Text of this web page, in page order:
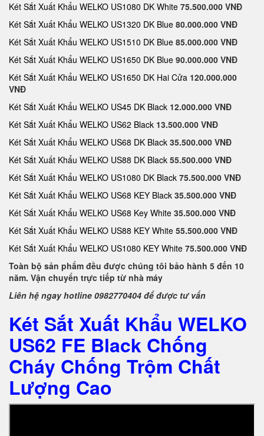
Két Sắt Xuất Khẩu WELKO US1080 DK White 75.500.000 VNĐ
Két Sắt Xuất Khẩu WELKO US1320 DK Blue 80.000.000 VNĐ
Két Sắt Xuất Khẩu WELKO US1510 DK Blue 85.000.000 VNĐ
Két Sắt Xuất Khẩu WELKO US1650 DK Blue 90.000.000 VNĐ
Két Sắt Xuất Khẩu WELKO US1650 DK Hai Cửa 120.000.000
VNĐ
Két Sắt Xuất Khẩu WELKO US45 DK Black 12.000.000 VNĐ
Két Sắt Xuất Khẩu WELKO US62 Black 13.500.000 VNĐ
Két Sắt Xuất Khẩu WELKO US68 DK Black 35.500.000 VNĐ
Két Sắt Xuất Khẩu WELKO US88 DK Black 55.500.000 VNĐ
Két Sắt Xuất Khẩu WELKO US1080 DK Black 75.500.000 VNĐ
Két Sắt Xuất Khẩu WELKO US68 KEY Black 35.500.000 VNĐ
Két Sắt Xuất Khẩu WELKO US68 Key White 35.500.000 VNĐ
Két Sắt Xuất Khẩu WELKO US88 KEY White 55.500.000 VNĐ
Két Sắt Xuất Khẩu WELKO US1080 KEY White 75.500.000 VNĐ
Toàn bộ sản phẩm đều được chúng tôi bảo hành 5 đến 10
năm. Vận chuyển trực tiếp từ nhà máy
Liên hệ ngay hotline 0982770404 để được tư vấn
Két Sắt Xuất Khẩu WELKO
US62 FE Black Chống
Cháy Chống Trộm Chất
Lượng Cao